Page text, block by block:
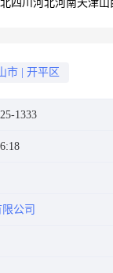
四川 河北河南天津山
市 开平区
1333
公司